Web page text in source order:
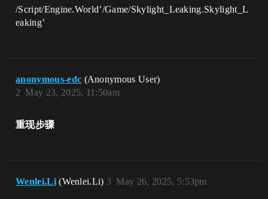
/Script/Engine.World’/Game/Skylight_Leaking.Skylight_L
eaking’
anonymous-edc (Anonymous User)
May 23, 2025, 11:50am
2
重现步骤
Wenlei.Li (Wenlei.Li) May 26, 2025, 5:53pm
3